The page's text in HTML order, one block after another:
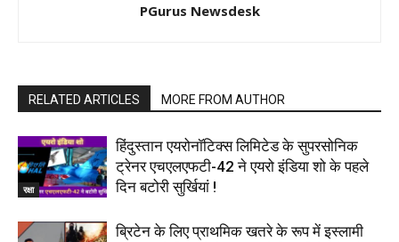
PGurus Newsdesk
RELATED ARTICLES MORE FROM AUTHOR
रक्षा
हिंदुस्तान एयरोनॉटिक्स लिमिटेड के सुपरसोनिक
ट्रेनर एचएलएफटी-42 ने एयरो इंडिया शो के पहले
दिन बटोरी सुर्खियां !
ब्रिटेन के लिए प्राथमिक खतरे के रूप में इस्लामी